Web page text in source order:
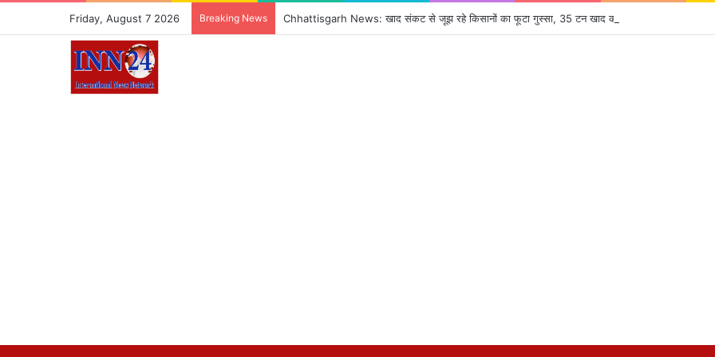
Friday, August 7 2026 Breaking News Chhattisgarh News: खाद संकट से जूझ रहे किसानों का फूटा गुस्सा, 35 टन खाद की नीलामी रद्द होने पर सड़क